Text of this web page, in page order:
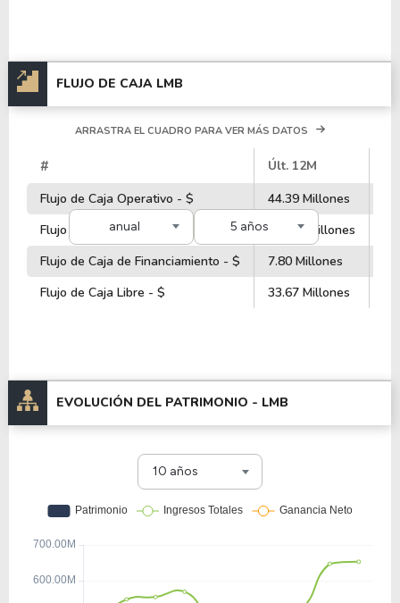
FLUJO DE CAJA LMB
anual 5 años
ARRASTRA EL CUADRO PARA VER MÁS DATOS
# Últ. 12M
Flujo de Caja Operativo - $
44.39 Millones
Flujo de Caja de Inversiones - $
-65.77 Millones
Flujo de Caja de Financiamiento - $
7.80 Millones
Flujo de Caja Libre - $
33.67 Millones
EVOLUCIÓN DEL PATRIMONIO - LMB
10 años